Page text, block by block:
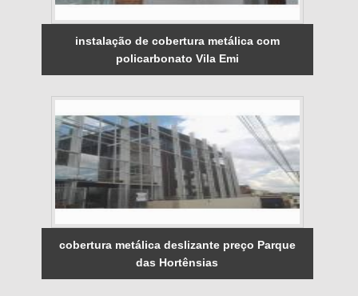
instalação de cobertura metálica com
policarbonato Vila Emi
cobertura metálica deslizante preço Parque
das Hortênsias